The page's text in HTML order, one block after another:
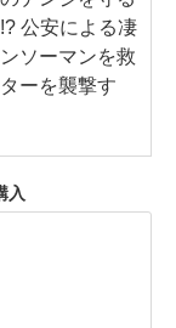
公安による凄
ソーマンを救
ーを襲撃す
入